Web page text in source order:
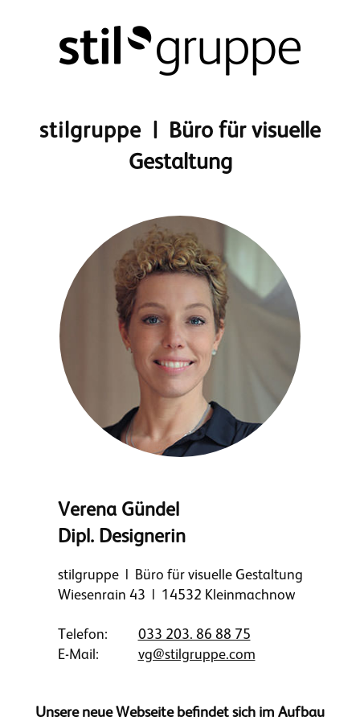
stilgruppe | Büro für visuelle
Gestaltung
Verena Gündel
Dipl. Designerin
stilgruppe | Büro für visuelle Gestaltung
Wiesenrain 43 | 14532 Kleinmachnow
Telefon:
033 203. 86 88 75
E-Mail:
vg@stilgruppe.com
Unsere neue Webseite befindet sich im Aufbau